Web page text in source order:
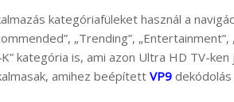
kategóriafüleket használ a
„Trending”,
kategória is, ami azon Ultra HD TV-
amihez beépített VP9